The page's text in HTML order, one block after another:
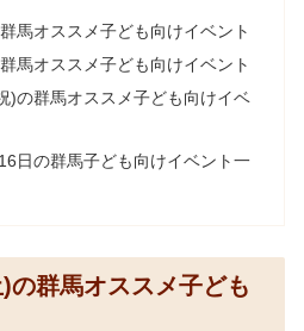
馬オススメ子ども向けイベント
馬オススメ子ども向けイベント
)の群馬オススメ子ども向けイベ
日の群馬子ども向けイベント一
の群馬オススメ子ども